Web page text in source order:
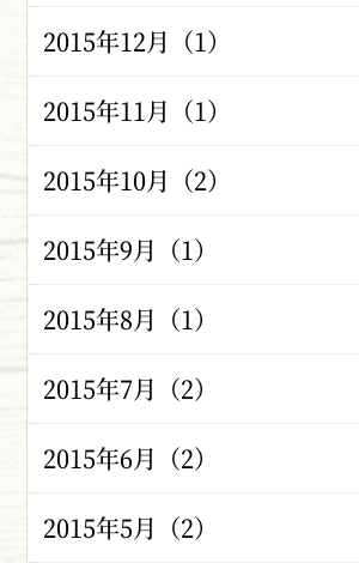
2015年12月（1）
2015年11月（1）
2015年10月（2）
2015年9月（1）
2015年8月（1）
2015年7月（2）
2015年6月（2）
2015年5月（2）